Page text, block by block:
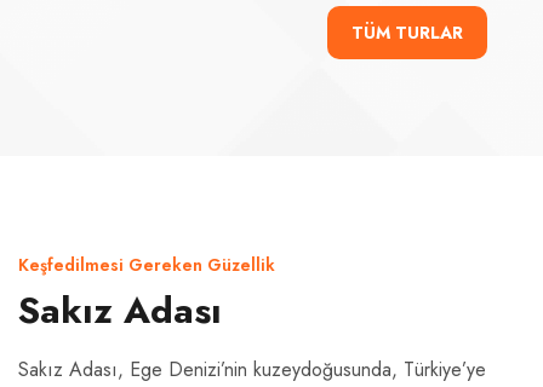
TÜM TURLAR
Keşfedilmesi Gereken Güzellik
Sakız Adası
Sakız Adası, Ege Denizi’nin kuzeydoğusunda, Türkiye’ye